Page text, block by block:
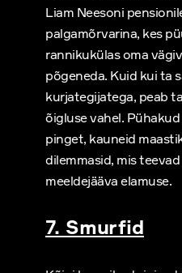
Liam Neesoni
palgamõrvarina, kes
rannikukülas oma
põgeneda. Kuid kui ta
kurjategijatega, peab
õigluse vahel.
pinget, kauneid
dilemmasid, mis
meeldejääva elamuse.
7. Smurfid